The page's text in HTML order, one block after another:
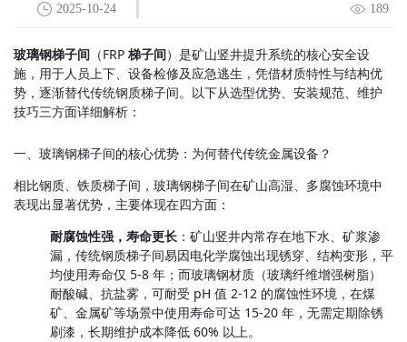
189
2025-10-24
玻璃钢梯子间 （FRP 梯子间）是矿山竖井提升系统的核心安全设
施，用于人员上下、设备检修及应急逃生，凭借材质特性与结构优
势，逐渐替代传统钢质梯子间。以下从选型优势、安装规范、维护
技巧三方面详细解析：
一、玻璃钢梯子间的核心优势：为何替代传统金属设备？
相比钢质、铁质梯子间，玻璃钢梯子间在矿山高湿、多腐蚀环境中
表现出显著优势，主要体现在四方面：
耐腐蚀性强，寿命更长 ：矿山竖井内常存在地下水、矿浆渗
漏，传统钢质梯子间易因电化学腐蚀出现锈穿、结构变形，平
均使用寿命仅 5-8 年；而玻璃钢材质（玻璃纤维增强树脂）
耐酸碱、抗盐雾，可耐受 pH 值 2-12 的腐蚀性环境，在煤
矿、金属矿等场景中使用寿命可达 15-20 年，无需定期除锈
刷漆，长期维护成本降低 60% 以上。